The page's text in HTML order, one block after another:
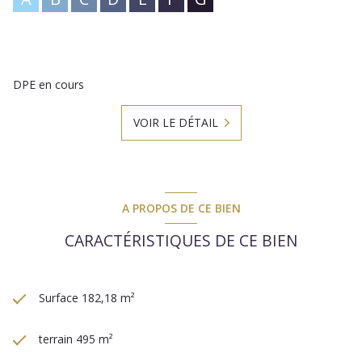
DPE en cours
VOIR LE DÉTAIL
A PROPOS DE CE BIEN
CARACTÉRISTIQUES DE CE BIEN
Surface 182,18 m²
terrain 495 m²